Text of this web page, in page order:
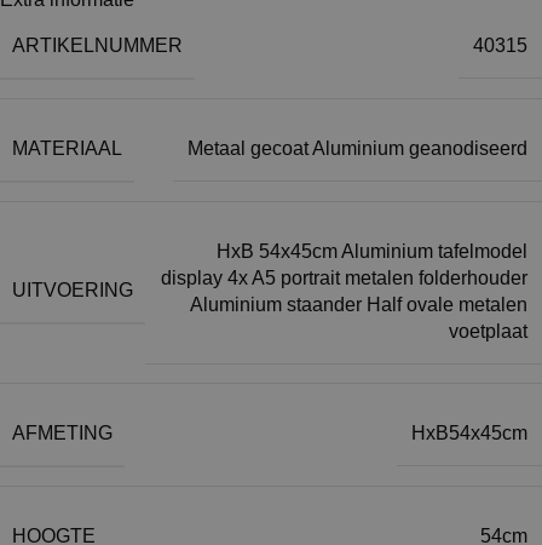
ARTIKELNUMMER 40315
MATERIAAL Metaal gecoat Aluminium geanodiseerd
UITVOERING
HxB 54x45cm Aluminium tafelmodel
display 4x A5 portrait metalen folderhouder
Aluminium staander Half ovale metalen
voetplaat
AFMETING HxB54x45cm
HOOGTE 54cm